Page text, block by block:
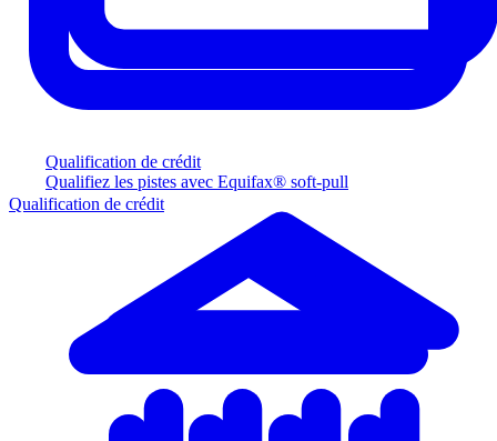
Qualification de crédit
Qualifiez les pistes avec Equifax® soft-pull
Qualification de crédit